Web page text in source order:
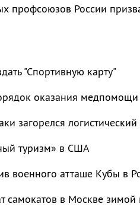
профсоюзов России
"Спортивную карту"
оказания
загорелся
туризм» в США
военного атташе Кубы в
самокатов в Москве зимой